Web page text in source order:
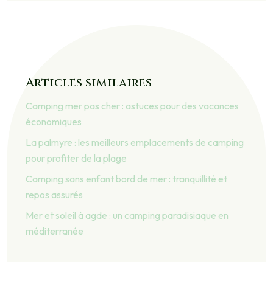
Articles similaires
Camping mer pas cher : astuces pour des vacances
économiques
La palmyre : les meilleurs emplacements de camping
pour profiter de la plage
Camping sans enfant bord de mer : tranquillité et
repos assurés
Mer et soleil à agde : un camping paradisiaque en
méditerranée